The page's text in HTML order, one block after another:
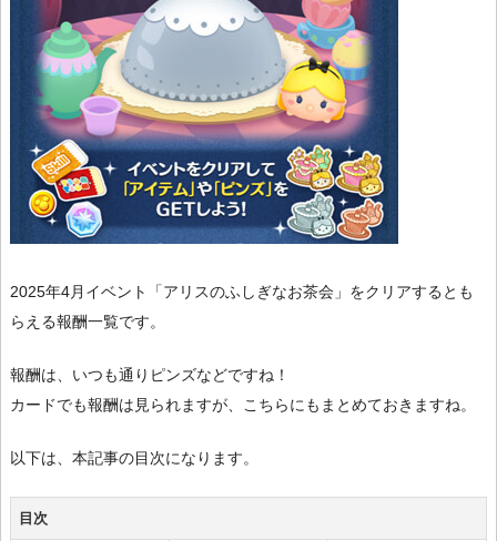
2025年4月イベント「アリスのふしぎなお茶会」をクリアするとも
らえる報酬一覧です。
報酬は、いつも通りピンズなどですね！
カードでも報酬は見られますが、こちらにもまとめておきますね。
以下は、本記事の目次になります。
目次